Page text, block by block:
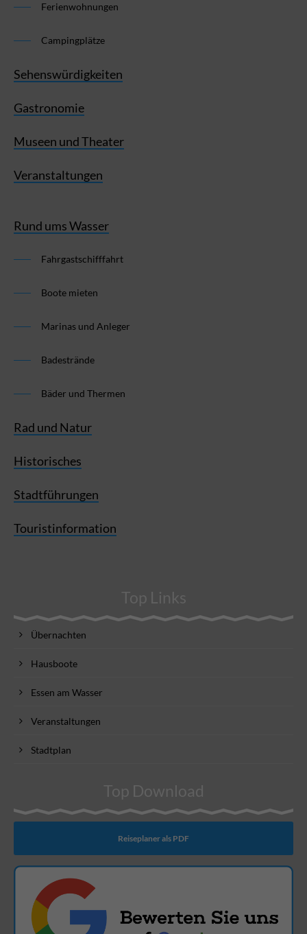
Ferienwohnungen
Campingplätze
Sehenswürdigkeiten
Gastronomie
Museen und Theater
Veranstaltungen
Rund ums Wasser
Fahrgastschifffahrt
Boote mieten
Marinas und Anleger
Badestrände
Bäder und Thermen
Rad und Natur
Historisches
Stadtführungen
Touristinformation
Top Links
Übernachten
Hausboote
Essen am Wasser
Veranstaltungen
Stadtplan
Top Download
Reiseplaner als PDF